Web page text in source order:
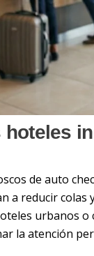
hoteles
de auto
a reducir colas
urbanos o
la atención